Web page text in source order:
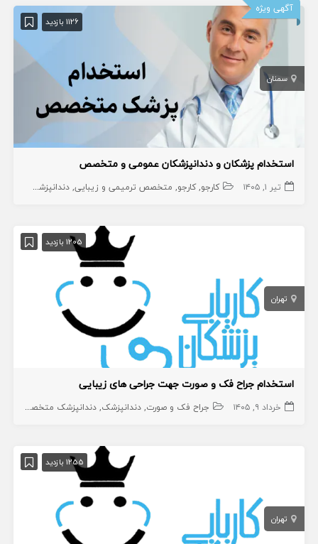
آگهی ویژه
1126 بازدید
سمنان
استخدام پزشکان و دندانپزشکان عمومی و متخصص
تیر ۱, ۱۴۰۵ کارجو کارجو متخصص ترمیمی و زیبایی دندانپزشک عمومی
1205 بازدید
تهران
استخدام جراح فک و صورت جهت جراحی های زیبایی
خرداد ۹, ۱۴۰۵ جراح فک و صورت دندانپزشک دندانپزشک متخصص
1255 بازدید
تهران